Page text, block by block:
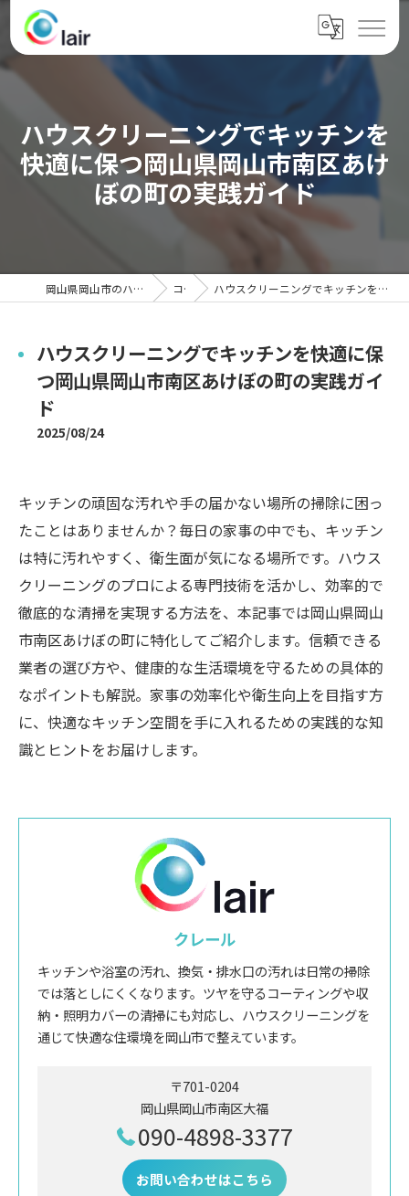
ハウスクリーニングでキッチンを
快適に保つ岡山県岡山市南区あけ
ぼの町の実践ガイド
岡山県岡山市のハウスクリーニングならクレール コラム ハウスクリーニングでキッチンを快適に保つ岡山県岡山市南区あけぼの町の実践ガイド
ハウスクリーニングでキッチンを快適に保
つ岡山県岡山市南区あけぼの町の実践ガイ
ド
2025/08/24
キッチンの頑固な汚れや手の届かない場所の掃除に困っ
たことはありませんか？毎日の家事の中でも、キッチン
は特に汚れやすく、衛生面が気になる場所です。ハウス
クリーニングのプロによる専門技術を活かし、効率的で
徹底的な清掃を実現する方法を、本記事では岡山県岡山
市南区あけぼの町に特化してご紹介します。信頼できる
業者の選び方や、健康的な生活環境を守るための具体的
なポイントも解説。家事の効率化や衛生向上を目指す方
に、快適なキッチン空間を手に入れるための実践的な知
識とヒントをお届けします。
クレール
キッチンや浴室の汚れ、換気・排水口の汚れは日常の掃除
では落としにくくなります。ツヤを守るコーティングや収
納・照明カバーの清掃にも対応し、ハウスクリーニングを
通じて快適な住環境を岡山市で整えています。
〒701-0204
岡山県岡山市南区大福
090-4898-3377
お問い合わせはこちら